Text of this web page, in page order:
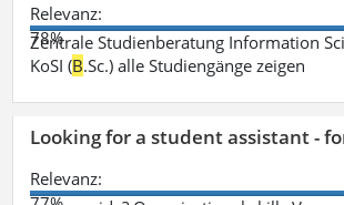
Relevanz:
78%
Zentrale Studienberatung Information
KoSI (B.Sc.) alle Studiengänge zeigen
Looking for a student assistant -
Relevanz: